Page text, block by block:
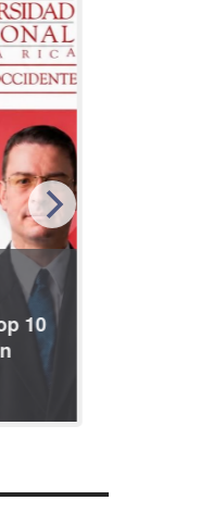
10